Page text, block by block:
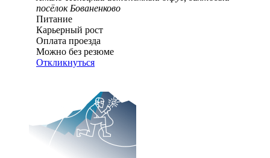
посёлок Бованенково
Питание
Карьерный рост
Оплата проезда
Можно без резюме
Откликнуться